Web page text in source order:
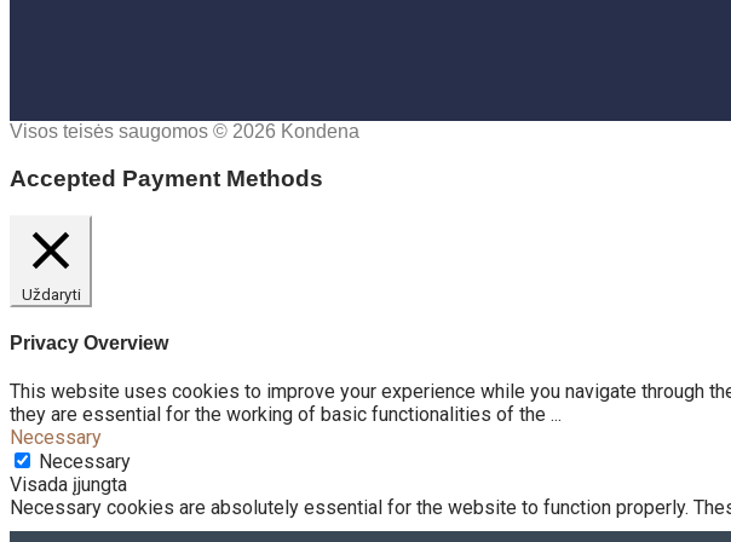
Visos teisės saugomos © 2026 Kondena
Accepted Payment Methods
Uždaryti
Privacy Overview
This website uses cookies to improve your experience while you navigate through
they are essential for the working of basic functionalities of the ...
Necessary
Necessary
Visada įjungta
Necessary cookies are absolutely essential for the website to function properly.